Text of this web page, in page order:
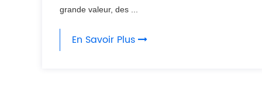
grande valeur, des ...
En Savoir Plus